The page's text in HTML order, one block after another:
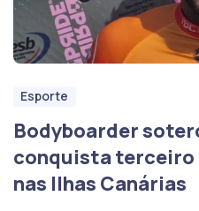
Esporte
Bodyboarder
conquista terceiro
nas Ilhas Canárias